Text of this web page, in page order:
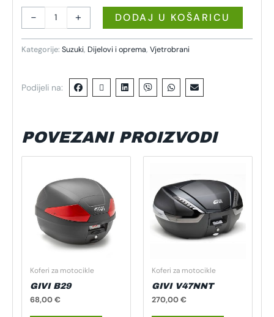
- + DODAJ U KOŠARICU
Kategorije: Suzuki, Dijelovi i oprema, Vjetrobrani
Podijeli na:
POVEZANI PROIZVODI
Koferi za motocikle
GIVI B29
68,00€
Koferi za motocikle
GIVI V47NNT
270,00€